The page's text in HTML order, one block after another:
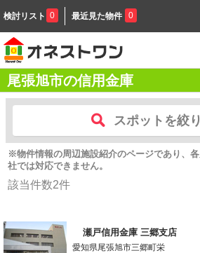
検討リスト 0 最近見た物件 0
尾張旭市の信用金庫
スポットを絞
※物件情報の周辺施設紹介のページであり、
社では対応できません。
該当件数2件
瀬戸信用金庫 三郷支店
愛知県尾張旭市三郷町栄